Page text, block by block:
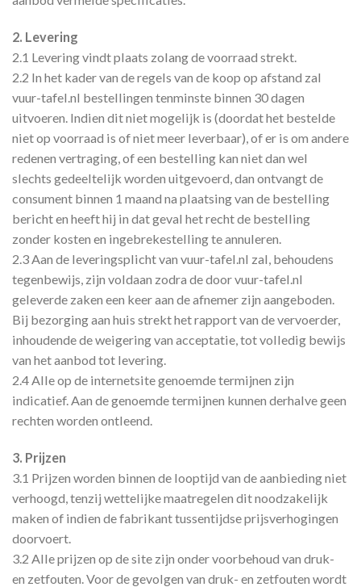
2. Levering
2.1 Levering vindt plaats zolang de voorraad strekt.
2.2 In het kader van de regels van de koop op afstand zal
vuur-tafel.nl bestellingen tenminste binnen 30 dagen
uitvoeren. Indien dit niet mogelijk is (doordat het bestelde
niet op voorraad is of niet meer leverbaar), of er is om andere
redenen vertraging, of een bestelling kan niet dan wel
slechts gedeeltelijk worden uitgevoerd, dan ontvangt de
consument binnen 1 maand na plaatsing van de bestelling
bericht en heeft hij in dat geval het recht de bestelling
zonder kosten en ingebrekestelling te annuleren.
2.3 Aan de leveringsplicht van vuur-tafel.nl zal, behoudens
tegenbewijs, zijn voldaan zodra de door vuur-tafel.nl
geleverde zaken een keer aan de afnemer zijn aangeboden.
Bij bezorging aan huis strekt het rapport van de vervoerder,
inhoudende de weigering van acceptatie, tot volledig bewijs
van het aanbod tot levering.
2.4 Alle op de internetsite genoemde termijnen zijn
indicatief. Aan de genoemde termijnen kunnen derhalve geen
rechten worden ontleend.
3. Prijzen
3.1 Prijzen worden binnen de looptijd van de aanbieding niet
verhoogd, tenzij wettelijke maatregelen dit noodzakelijk
maken of indien de fabrikant tussentijdse prijsverhogingen
doorvoert.
3.2 Alle prijzen op de site zijn onder voorbehoud van druk-
en zetfouten. Voor de gevolgen van druk- en zetfouten wordt